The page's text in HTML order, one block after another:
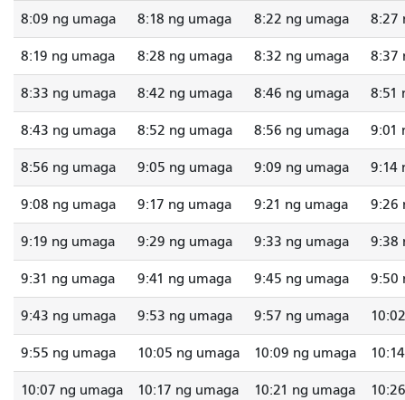
8:09 ng umaga 8:18 ng umaga 8:22 ng umaga 8:27
8:19 ng umaga 8:28 ng umaga 8:32 ng umaga 8:37
8:33 ng umaga 8:42 ng umaga 8:46 ng umaga 8:51
8:43 ng umaga 8:52 ng umaga 8:56 ng umaga 9:01
8:56 ng umaga 9:05 ng umaga 9:09 ng umaga 9:14
9:08 ng umaga 9:17 ng umaga 9:21 ng umaga 9:26
9:19 ng umaga 9:29 ng umaga 9:33 ng umaga 9:38
9:31 ng umaga 9:41 ng umaga 9:45 ng umaga 9:50
9:43 ng umaga 9:53 ng umaga 9:57 ng umaga
9:55 ng umaga 10:05 ng umaga 10:09 ng umaga
10:07 ng umaga 10:17 ng umaga 10:21 ng umaga